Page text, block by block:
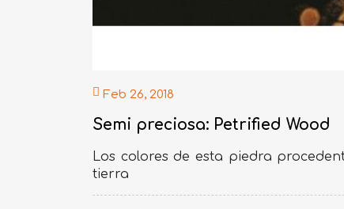
Feb 26, 2018
Semi preciosa: Petrified Wood
Los colores de esta piedra
tierra